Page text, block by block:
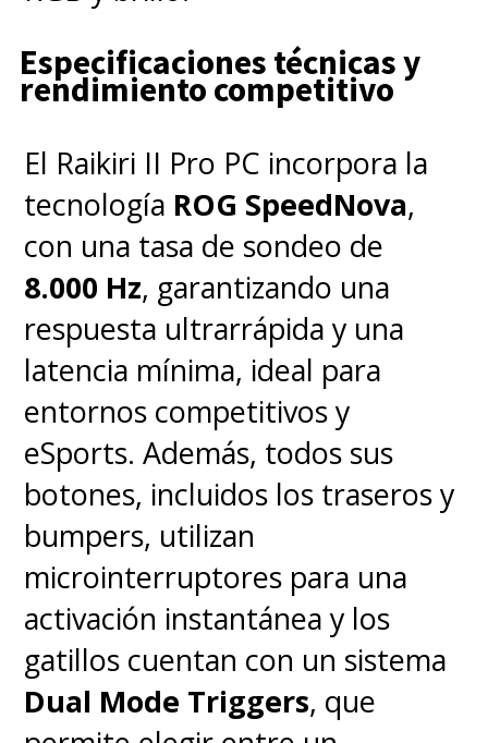
incluido en la suscripción de
Xbox Game Pass Ultimate,
permitiendo jugar títulos como
EA Sports FC 26.
Especificaciones técnicas y
rendimiento competitivo
El Raikiri II Pro PC incorpora la
tecnología ROG SpeedNova,
con una tasa de sondeo de
8.000 Hz, garantizando una
respuesta ultrarrápida y una
latencia mínima, ideal para
entornos competitivos y
eSports. Además, todos sus
botones, incluidos los traseros y
bumpers, utilizan
microinterruptores para una
activación instantánea y los
gatillos cuentan con un sistema
Dual Mode Triggers, que